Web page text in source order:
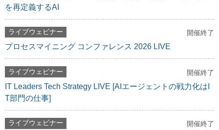
を再定義するAI
ライブウェビナー 開催終了
プロセスマイニング コンファレンス 2026 LIVE
ライブウェビナー 開催終了
IT Leaders Tech Strategy LIVE [AIエージェントの戦力化はI
T部門の仕事]
ライブウェビナー 開催終了